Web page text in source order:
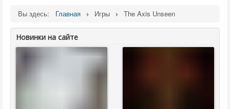
Вы здесь: Главная Игры The Axis Unseen
Новинки на сайте